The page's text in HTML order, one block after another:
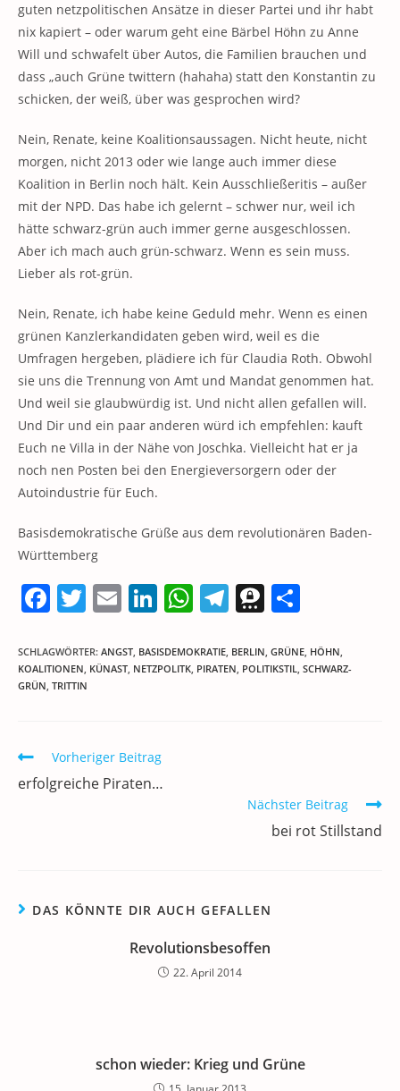
guten netzpolitischen Ansätze in dieser Partei und ihr habt
nix kapiert – oder warum geht eine Bärbel Höhn zu Anne
Will und schwafelt über Autos, die Familien brauchen und
dass „auch Grüne twittern (hahaha) statt den Konstantin zu
schicken, der weiß, über was gesprochen wird?
Nein, Renate, keine Koalitionsaussagen. Nicht heute, nicht
morgen, nicht 2013 oder wie lange auch immer diese
Koalition in Berlin noch hält. Kein Ausschließeritis – außer
mit der NPD. Das habe ich gelernt – schwer nur, weil ich
hätte schwarz-grün auch immer gerne ausgeschlossen.
Aber ich mach auch grün-schwarz. Wenn es sein muss.
Lieber als rot-grün.
Nein, Renate, ich habe keine Geduld mehr. Wenn es einen
grünen Kanzlerkandidaten geben wird, weil es die
Umfragen hergeben, plädiere ich für Claudia Roth. Obwohl
sie uns die Trennung von Amt und Mandat genommen hat.
Und weil sie glaubwürdig ist. Und nicht allen gefallen will.
Und Dir und ein paar anderen würd ich empfehlen: kauft
Euch ne Villa in der Nähe von Joschka. Vielleicht hat er ja
noch nen Posten bei den Energieversorgern oder der
Autoindustrie für Euch.
Basisdemokratische Grüße aus dem revolutionären Baden-
Württemberg
F
c
e
o
k
T
itt
er
E
ai
l
Li
k
e
W
at
s
T
e
gr
T
re
e
le
n
SCHLAGWÖRTER: ANGST, BASISDEMOKRATIE, BERLIN, GRÜNE, HÖHN,
KOALITIONEN, KÜNAST, NETZPOLITK, PIRATEN, POLITIKSTIL, SCHWARZ-
GRÜN, TRITTIN
Weitere
Artikel
ansehen
Vorheriger Beitrag
erfolgreiche Piraten…
Nächster Beitrag
bei rot Stillstand
DAS KÖNNTE DIR AUCH GEFALLEN
Revolutionsbesoffen
22. April 2014
schon wieder: Krieg und Grüne